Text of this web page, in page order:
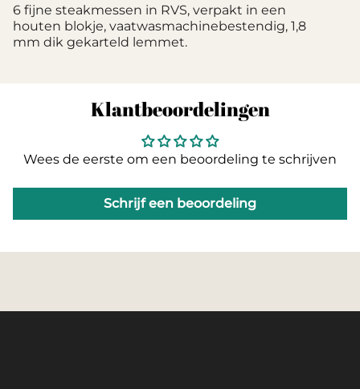
6 fijne steakmessen in RVS, verpakt in een
houten blokje, vaatwasmachinebestendig, 1,8
mm dik gekarteld lemmet.
Klantbeoordelingen
Wees de eerste om een beoordeling te schrijven
Schrijf een beoordeling